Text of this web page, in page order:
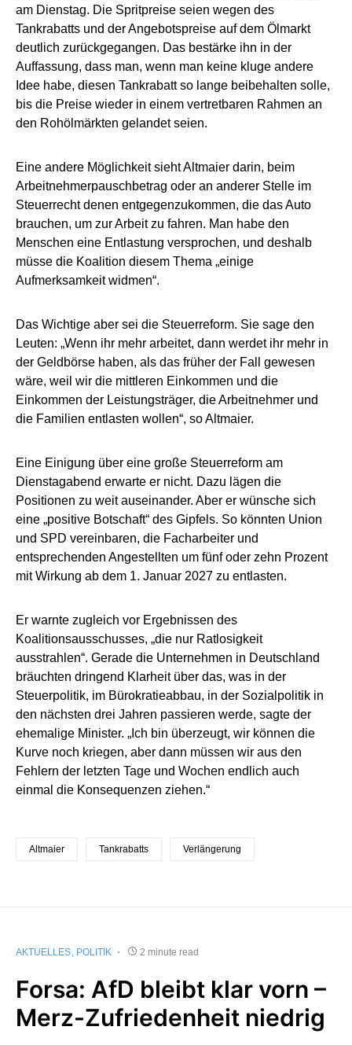
am Dienstag. Die Spritpreise seien wegen des
Tankrabatts und der Angebotspreise auf dem Ölmarkt
deutlich zurückgegangen. Das bestärke ihn in der
Auffassung, dass man, wenn man keine kluge andere
Idee habe, diesen Tankrabatt so lange beibehalten solle,
bis die Preise wieder in einem vertretbaren Rahmen an
den Rohölmärkten gelandet seien.
Eine andere Möglichkeit sieht Altmaier darin, beim
Arbeitnehmerpauschbetrag oder an anderer Stelle im
Steuerrecht denen entgegenzukommen, die das Auto
brauchen, um zur Arbeit zu fahren. Man habe den
Menschen eine Entlastung versprochen, und deshalb
müsse die Koalition diesem Thema „einige
Aufmerksamkeit widmen“.
Das Wichtige aber sei die Steuerreform. Sie sage den
Leuten: „Wenn ihr mehr arbeitet, dann werdet ihr mehr in
der Geldbörse haben, als das früher der Fall gewesen
wäre, weil wir die mittleren Einkommen und die
Einkommen der Leistungsträger, die Arbeitnehmer und
die Familien entlasten wollen“, so Altmaier.
Eine Einigung über eine große Steuerreform am
Dienstagabend erwarte er nicht. Dazu lägen die
Positionen zu weit auseinander. Aber er wünsche sich
eine „positive Botschaft“ des Gipfels. So könnten Union
und SPD vereinbaren, die Facharbeiter und
entsprechenden Angestellten um fünf oder zehn Prozent
mit Wirkung ab dem 1. Januar 2027 zu entlasten.
Er warnte zugleich vor Ergebnissen des
Koalitionsausschusses, „die nur Ratlosigkeit
ausstrahlen“. Gerade die Unternehmen in Deutschland
bräuchten dringend Klarheit über das, was in der
Steuerpolitik, im Bürokratieabbau, in der Sozialpolitik in
den nächsten drei Jahren passieren werde, sagte der
ehemalige Minister. „Ich bin überzeugt, wir können die
Kurve noch kriegen, aber dann müssen wir aus den
Fehlern der letzten Tage und Wochen endlich auch
einmal die Konsequenzen ziehen.“
Altmaier Tankrabatts Verlängerung
AKTUELLES POLITIK 2 minute read
Forsa: AfD bleibt klar vorn –
Merz-Zufriedenheit niedrig